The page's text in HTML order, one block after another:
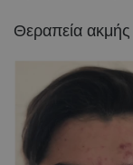
Θεραπεία ακμής